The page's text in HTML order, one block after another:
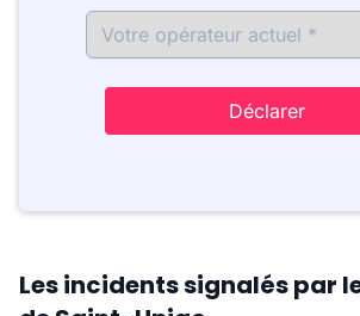
Déclarer
Les incidents signalés par